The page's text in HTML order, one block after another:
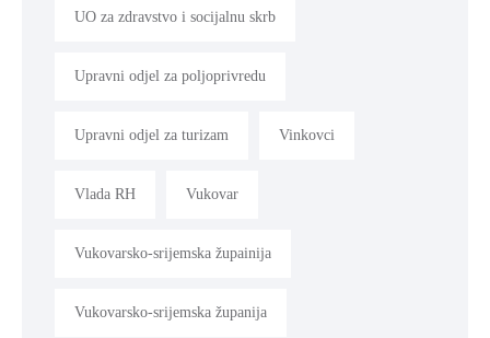
UO za zdravstvo i socijalnu skrb
Upravni odjel za poljoprivredu
Upravni odjel za turizam Vinkovci
Vlada RH Vukovar
Vukovarsko-srijemska župainija
Vukovarsko-srijemska županija